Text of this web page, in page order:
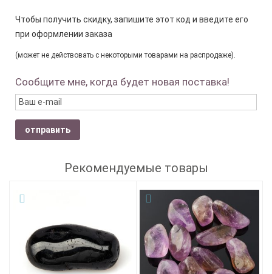
Чтобы получить скидку, запишите этот код и введите его
при оформлении заказа
(может не действовать с некоторыми товарами на распродаже).
Сообщите мне, когда будет новая поставка!
отправить
Рекомендуемые товары